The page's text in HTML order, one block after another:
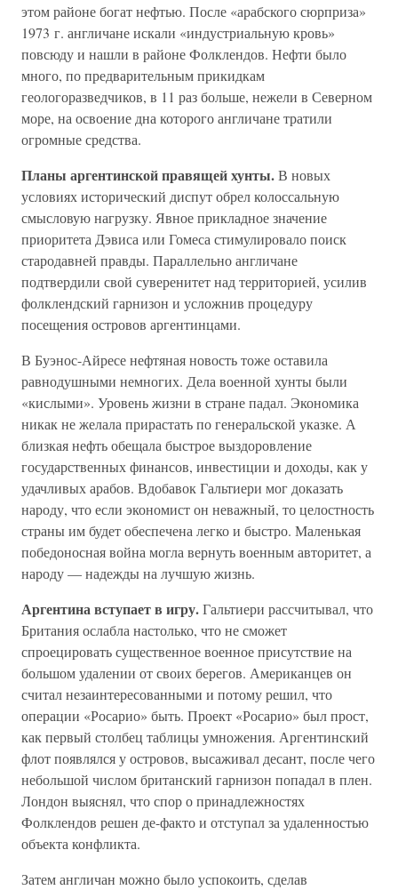
этом районе богат нефтью. После «арабского сюрприза»
1973 г. англичане искали «индустриальную кровь»
повсюду и нашли в районе Фолклендов. Нефти было
много, по предварительным прикидкам
геологоразведчиков, в 11 раз больше, нежели в Северном
море, на освоение дна которого англичане тратили
огромные средства.
Планы аргентинской правящей хунты.В новых
условиях исторический диспут обрел колоссальную
смысловую нагрузку. Явное прикладное значение
приоритета Дэвиса или Гомеса стимулировало поиск
стародавней правды. Параллельно англичане
подтвердили свой суверенитет над территорией, усилив
фолклендский гарнизон и усложнив процедуру
посещения островов аргентинцами.
В Буэнос-Айресе нефтяная новость тоже оставила
равнодушными немногих. Дела военной хунты были
«кислыми». Уровень жизни в стране падал. Экономика
никак не желала прирастать по генеральской указке. А
близкая нефть обещала быстрое выздоровление
государственных финансов, инвестиции и доходы, как у
удачливых арабов. Вдобавок Гальтиери мог доказать
народу, что если экономист он неважный, то целостность
страны им будет обеспечена легко и быстро. Маленькая
победоносная война могла вернуть военным авторитет, а
народу — надежды на лучшую жизнь.
Аргентина вступает в игру.Гальтиери рассчитывал, что
Британия ослабла настолько, что не сможет
спроецировать существенное военное присутствие на
большом удалении от своих берегов. Американцев он
считал незаинтересованными и потому решил, что
операции «Росарио» быть. Проект «Росарио» был прост,
как первый столбец таблицы умножения. Аргентинский
флот появлялся у островов, высаживал десант, после чего
небольшой числом британский гарнизон попадал в плен.
Лондон выяснял, что спор о принадлежностях
Фолклендов решен де-факто и отступал за удаленностью
объекта конфликта.
Затем англичан можно было успокоить, сделав